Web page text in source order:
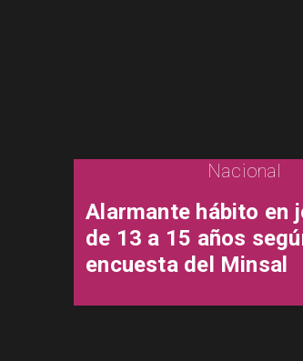
Nacional
Alarmante hábito en
de 13 a 15 años
encuesta del Minsal